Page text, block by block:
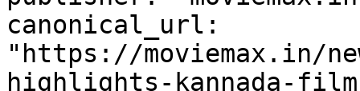
canonical_url:
"https://moviemax.in/
highlights-kannada-